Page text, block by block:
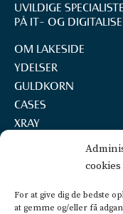
cookies
For at give dig de bedste
at gemme og/eller få
UVILDIGE
PÅ IT- OG
OM LAKESIDE
YDELSER
GULDKORN
CASES
XRAY
REKRUTTERING
LAKESIDE A/S
Marselisborg Havnevej